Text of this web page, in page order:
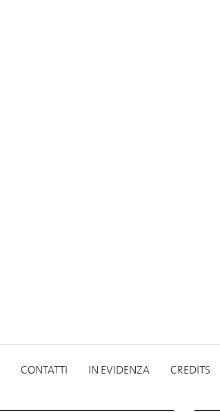
CONTATTI IN EVIDENZA CREDITS